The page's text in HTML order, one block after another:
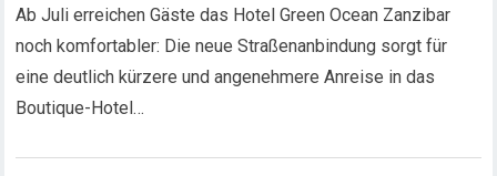
Ab Juli erreichen Gäste das Hotel Green Ocean Zanzibar
noch komfortabler: Die neue Straßenanbindung sorgt für
eine deutlich kürzere und angenehmere Anreise in das
Boutique-Hotel…